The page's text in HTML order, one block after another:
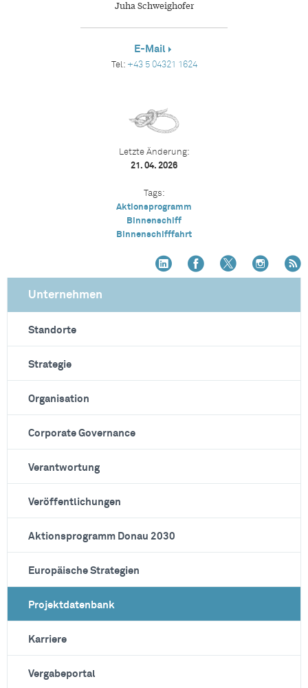
Juha Schweighofer
E-Mail
Tel: +43 5 04321 1624
Letzte Änderung:
21. 04. 2026
Tags:
Aktionsprogramm
Binnenschiff
Binnenschifffahrt
Unternehmen
Standorte
Strategie
Organisation
Corporate Governance
Verantwortung
Veröffentlichungen
Aktionsprogramm Donau 2030
Europäische Strategien
Projektdatenbank
Karriere
Vergabeportal